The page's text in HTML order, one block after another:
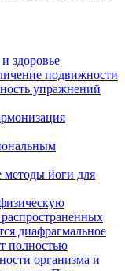
здоровье
подвижности
упражнений
йоги для
диафрагмальное
полностью
организма и